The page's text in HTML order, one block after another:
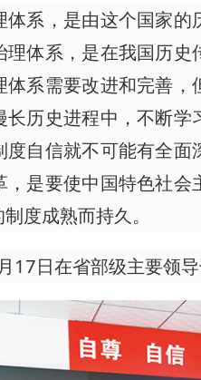
系，是由这个国家
体系，是在我国历
系需要改进和完善
历史进程中，不断
自信就不可能有全
是要使中国特色社
度成熟而持久。
17日在省部级主要领